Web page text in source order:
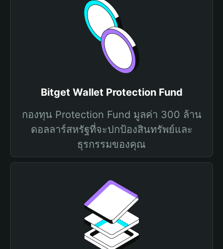
Bitget Wallet Protection Fund
กองทุน Protection Fund มูลค่า 300 ล้าน
ดอลลาร์สหรัฐที่จะปกป้องสินทรัพย์และ
ธุรกรรมของคุณ